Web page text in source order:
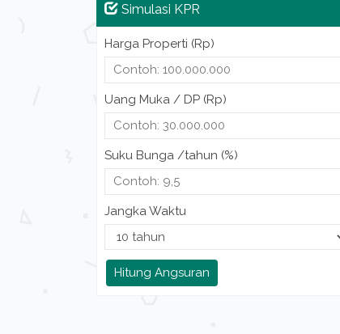
Simulasi KPR
Harga Properti (Rp)
Uang Muka / DP (Rp)
Suku Bunga /tahun (%)
Jangka Waktu
Hitung Angsuran